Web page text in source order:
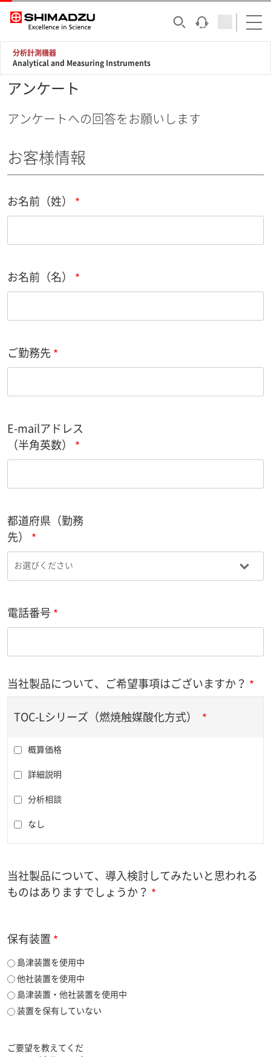
分析計測機器
Analytical and Measuring Instruments
アンケート
アンケートへの回答をお願いします
お客様情報
お名前（姓）
お名前（名）
ご勤務先
E-mailアドレス
（半角英数）
都道府県（勤務
先）
電話番号
当社製品について、ご希望事項はございますか？
TOC-Lシリーズ（燃焼触媒酸化方式）
概算価格
詳細説明
分析相談
なし
当社製品について、導入検討してみたいと思われる
ものはありますでしょうか？
保有装置
島津装置を使用中
他社装置を使用中
島津装置・他社装置を使用中
装置を保有していない
ご要望を教えてくだ